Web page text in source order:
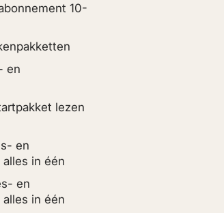
10-
en
lezen
en
in één
en
in één